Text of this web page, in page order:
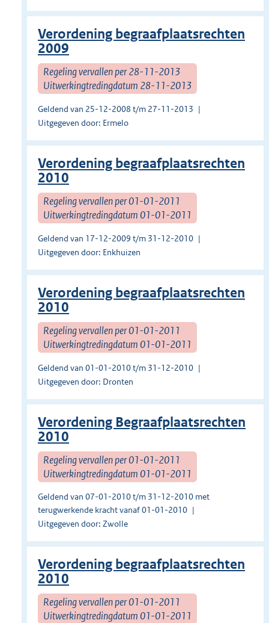
Verordening begraafplaatsrechten
2009
Regeling vervallen per 28-11-2013
Uitwerkingtredingdatum 28-11-2013
Geldend van 25-12-2008 t/m 27-11-2013
Uitgegeven door: Ermelo
Verordening begraafplaatsrechten
2010
Regeling vervallen per 01-01-2011
Uitwerkingtredingdatum 01-01-2011
Geldend van 17-12-2009 t/m 31-12-2010
Uitgegeven door: Enkhuizen
Verordening begraafplaatsrechten
2010
Regeling vervallen per 01-01-2011
Uitwerkingtredingdatum 01-01-2011
Geldend van 01-01-2010 t/m 31-12-2010
Uitgegeven door: Dronten
Verordening Begraafplaatsrechten
2010
Regeling vervallen per 01-01-2011
Uitwerkingtredingdatum 01-01-2011
Geldend van 07-01-2010 t/m 31-12-2010 met
terugwerkende kracht vanaf 01-01-2010
Uitgegeven door: Zwolle
Verordening begraafplaatsrechten
2010
Regeling vervallen per 01-01-2011
Uitwerkingtredingdatum 01-01-2011